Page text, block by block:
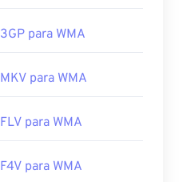
3GP para WMA
MKV para WMA
FLV para WMA
F4V para WMA